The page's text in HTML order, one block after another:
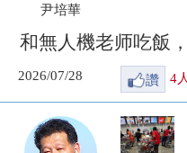
尹培華
和無人機老师吃飯
2026/07/28 讚 4人